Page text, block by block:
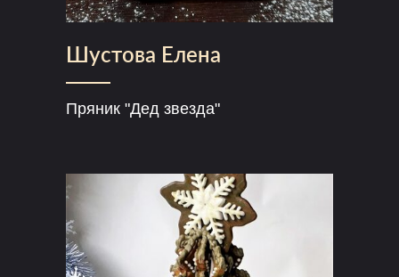
Шустова Елена
Пряник "Дед звезда"